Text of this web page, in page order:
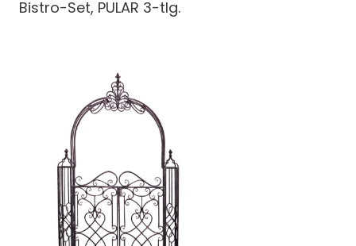
Bistro-Set, PULAR 3-tlg.